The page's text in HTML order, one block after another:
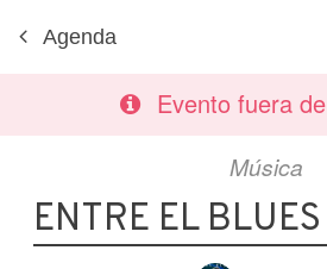
Agenda
Evento fuera
Música
ENTRE EL